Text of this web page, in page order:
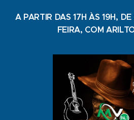
A PARTIR DAS 17H ÀS 19H,
FEIRA, COM